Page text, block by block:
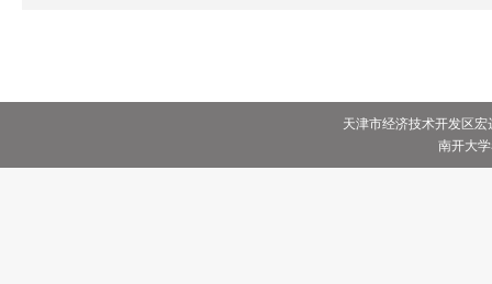
天津市经济技术开发区宏
南开大